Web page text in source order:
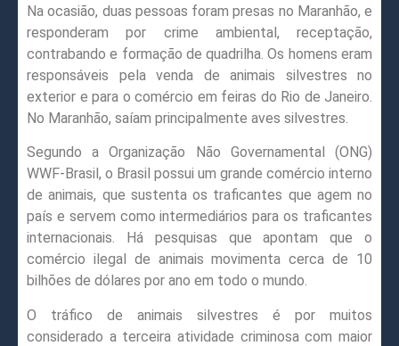
Na ocasião, duas pessoas foram presas no Maranhão, e
responderam por crime ambiental, receptação,
contrabando e formação de quadrilha. Os homens eram
responsáveis pela venda de animais silvestres no
exterior e para o comércio em feiras do Rio de Janeiro.
No Maranhão, saíam principalmente aves silvestres.
Segundo a Organização Não Governamental (ONG)
WWF-Brasil, o Brasil possui um grande comércio interno
de animais, que sustenta os traficantes que agem no
país e servem como intermediários para os traficantes
internacionais. Há pesquisas que apontam que o
comércio ilegal de animais movimenta cerca de 10
bilhões de dólares por ano em todo o mundo.
O tráfico de animais silvestres é por muitos
considerado a terceira atividade criminosa com maior